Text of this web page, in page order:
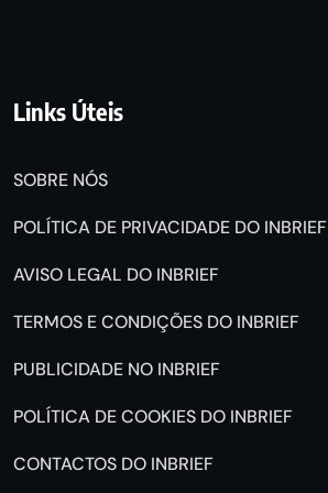
Links Úteis
SOBRE NÓS
POLÍTICA DE PRIVACIDADE DO INBRIEF
AVISO LEGAL DO INBRIEF
TERMOS E CONDIÇÕES DO INBRIEF
PUBLICIDADE NO INBRIEF
POLÍTICA DE COOKIES DO INBRIEF
CONTACTOS DO INBRIEF